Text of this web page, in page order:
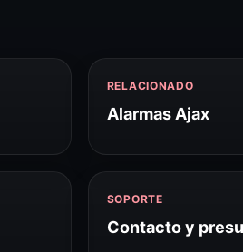
RELACIONADO
Alarmas Ajax
SOPORTE
Contacto y